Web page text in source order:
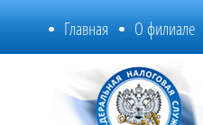
Главная О филиале